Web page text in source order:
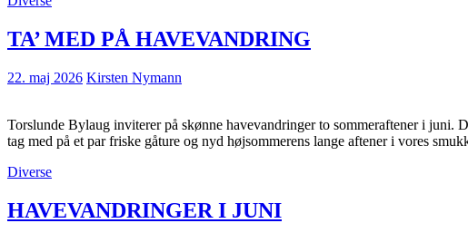
TA’ MED PÅ HAVEVANDRING
22. maj 2026 Kirsten Nymann
Torslunde Bylaug inviterer på skønne havevandringer to sommeraftener i
tag med på et par friske gåture og nyd højsommerens lange aftener i vores
Diverse
HAVEVANDRINGER I JUNI